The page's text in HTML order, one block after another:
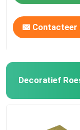
nieuws
Vraag een
Contacteer
Decoratief